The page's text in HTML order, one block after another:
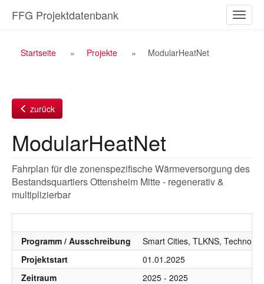
Inhalt
ein-/
FFG Projektdatenbank
Breadcrumb
Startseite Projekte ModularHeatNet
zurück
ModularHeatNet
Fahrplan für die zonenspezifische Wärmeversorgung des
Bestandsquartiers Ottensheim Mitte - regenerativ &
multiplizierbar
Programm / Ausschreibung
Smart Cities, TLKNS,
Projektstart
01.01.2025
Zeitraum
2025 - 2025